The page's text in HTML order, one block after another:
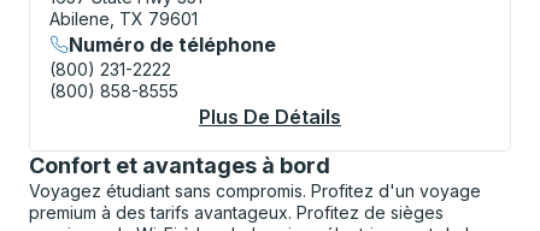
Abilene, TX 79601
Numéro de téléphone
(800) 231-2222
(800) 858-8555
Plus De Détails
Confort et avantages à bord
Voyagez étudiant sans compromis. Profitez d'un voyage
premium à des tarifs avantageux. Profitez de sièges